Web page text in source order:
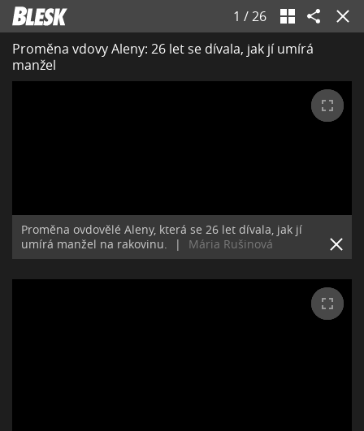
1 /26
Proměna vdovy Aleny: 26 let se dívala, jak jí umírá
manžel
Proměna ovdovělé Aleny, která se 26 let dívala, jak jí
umírá manžel na rakovinu.
| Mária Rušinová